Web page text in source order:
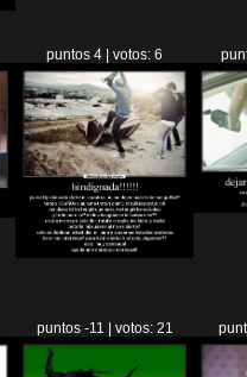
puntos 4 | votos: 6
puntos -11 | votos: 21